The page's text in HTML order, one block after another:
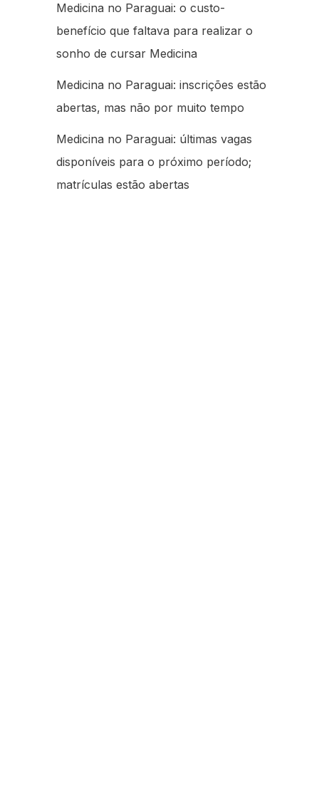
Medicina no Paraguai: o custo-
benefício que faltava para realizar o
sonho de cursar Medicina
Medicina no Paraguai: inscrições estão
abertas, mas não por muito tempo
Medicina no Paraguai: últimas vagas
disponíveis para o próximo período;
matrículas estão abertas